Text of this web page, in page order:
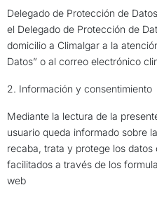
Delegado de Protección de
el Delegado de Protección de
domicilio a Climalgar a la
Datos” o al correo electrónico
2. Información y consentimiento
Mediante la lectura de la
usuario queda informado sobre
recaba, trata y protege los
facilitados a través de los
web